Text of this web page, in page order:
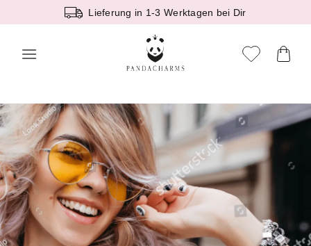
Inhalt
Lieferung in 1-3 Werktagen bei Dir